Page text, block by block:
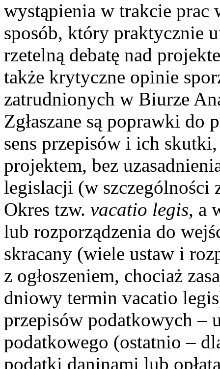
wystąpienia w trakcie prac
sposób, który praktycznie
rzetelną debatę nad
także krytyczne opinie
zatrudnionych w Biurze
Zgłaszane są poprawki
sens przepisów i ich
projektem, bez
legislacji (w szczególności
Okres tzw. vacatio legis, a
lub rozporządzenia do
skracany (wiele ustaw i
z ogłoszeniem, chociaż
dniowy termin vacatio
przepisów podatkowych –
podatkowego (ostatnio –
podatki daninami lub